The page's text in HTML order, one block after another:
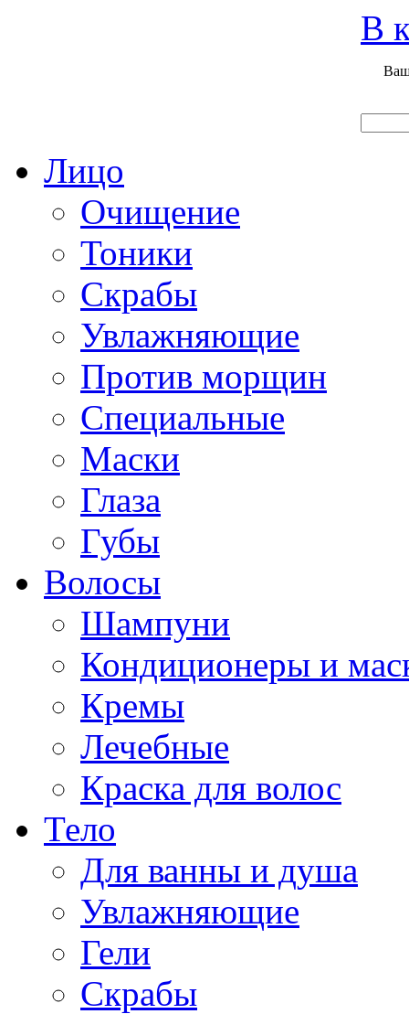
В
Лицо
Очищение
Тоники
Скрабы
Увлажняющие
Против морщин
Специальные
Маски
Глаза
Губы
Волосы
Шампуни
Кондиционеры и
Кремы
Лечебные
Краска для волос
Тело
Для ванны и душа
Увлажняющие
Гели
Скрабы